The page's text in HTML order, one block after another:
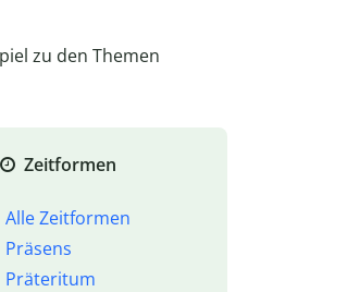
zu den Themen
Zeitformen
Alle Zeitformen
Präsens
Präteritum